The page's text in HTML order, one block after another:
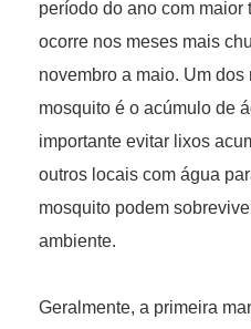
período do ano com
ocorre nos meses mais
novembro a maio. Um
mosquito é o acúmulo de
importante evitar lixos
outros locais com água
mosquito podem
ambiente.
Geralmente, a primeira